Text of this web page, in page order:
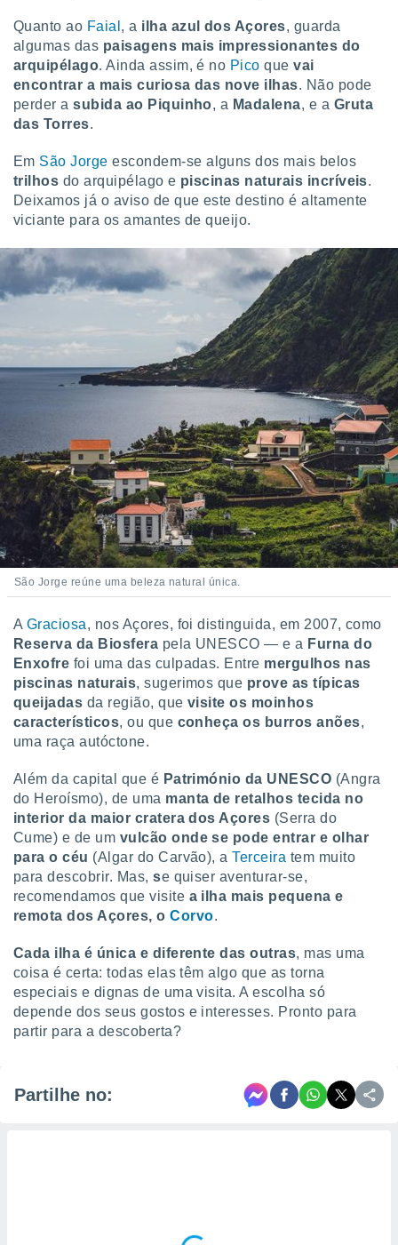
Quanto ao Faial , a ilha azul dos Açores, guarda
algumas das paisagens mais impressionantes do
arquipélago. Ainda assim, é no Pico quevai
encontrar a mais curiosa das nove ilhas. Não pode
perder a subida ao Piquinho, a Madalena, e a Gruta
das Torres.
Em São Jorgeescondem-se alguns dos mais belos
trilhos do arquipélago e piscinas naturais incríveis.
Deixamos já o aviso de que este destino é altamente
viciante para os amantes de queijo.
São Jorge reúne uma beleza natural única.
A Graciosa, nos Açores, foi distinguida, em 2007, como
Reserva da Biosfera pela UNESCO — e a Furna do
Enxofre foi uma das culpadas. Entre mergulhos nas
piscinas naturais, sugerimos que prove as típicas
queijadas da região, quevisite os moinhos
característicos, ou que conheça os burros anões,
uma raça autóctone.
Além da capital que é Património da UNESCO (Angra
do Heroísmo), de uma manta de retalhos tecida no
interior da maior cratera dos Açores (Serra do
Cume) e de um vulcão onde se pode entrar e olhar
para o céu (Algar do Carvão), aTerceira tem muito
para descobrir. Mas,se quiser aventurar-se,
recomendamos que visite a ilha mais pequena e
remota dos Açores, oCorvo.
Cada ilha é única e diferente das outras, mas uma
coisa é certa: todas elas têm algo que as torna
especiais e dignas de uma visita. A escolha só
depende dos seus gostos e interesses. Pronto para
partir para a descoberta?
Partilhe no: